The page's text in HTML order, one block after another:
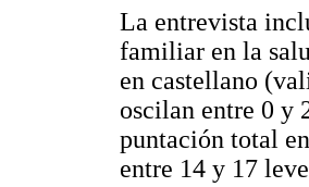
La entrevista
familiar en la
en castellano
oscilan entre 0 y
puntación total
entre 14 y 17